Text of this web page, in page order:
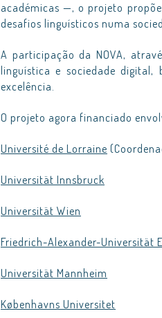
académicas —, o projeto
desafios linguísticos numa
A participação da NOVA,
linguística e sociedade
excelência.
O projeto agora financiado
Université de Lorraine
Universität Innsbruck
Universität Wien
Friedrich-Alexander-Universität
Universität Mannheim
Københavns Universitet